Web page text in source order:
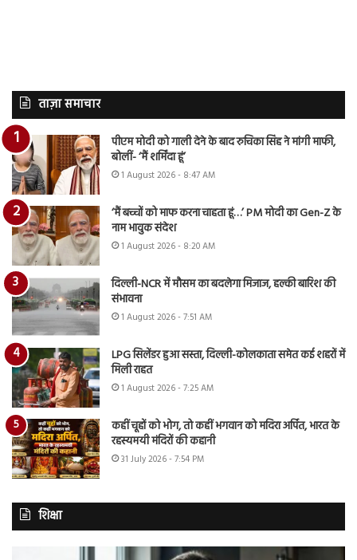
ताज़ा समाचार
पीएम मोदी को गाली देने के बाद रुचिका सिंह ने मांगी माफी,
बोलीं- ‘मैं शर्मिंदा हूं’
1 August 2026 - 8:47 AM
‘मैं बच्चों को माफ करना चाहता हूं…’ PM मोदी का Gen-Z के
नाम भावुक संदेश
1 August 2026 - 8:20 AM
दिल्ली-NCR में मौसम का बदलेगा मिजाज, हल्की बारिश की
संभावना
1 August 2026 - 7:51 AM
LPG सिलेंडर हुआ सस्ता, दिल्ली-कोलकाता समेत कई शहरों में
मिली राहत
1 August 2026 - 7:25 AM
कहीं चूहों को भोग, तो कहीं भगवान को मदिरा अर्पित, भारत के
रहस्यमयी मंदिरों की कहानी
31 July 2026 - 7:54 PM
शिक्षा